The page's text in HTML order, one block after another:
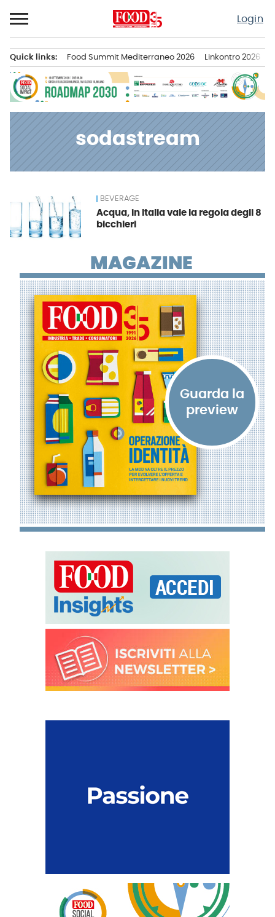
al
contenuto
Login
principale
Quick links: Food Summit Mediterraneo 2026 Linkontro 2026
sodastream
News BEVERAGE
Acqua, in Italia vale la regola degli 8
bicchieri
MAGAZINE